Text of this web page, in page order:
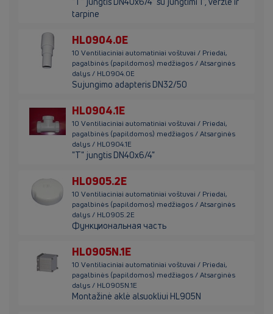
tarpine
HL0904.0E
10 Ventiliaciniai automatiniai voštuvai / Priedai,
pagalbinės (papildomos) medžiagos / Atsarginės
dalys / HL0904.0E
Sujungimo adapteris DN32/50
HL0904.1E
10 Ventiliaciniai automatiniai voštuvai / Priedai,
pagalbinės (papildomos) medžiagos / Atsarginės
dalys / HL0904.1E
"T" jungtis DN40x6/4"
HL0905.2E
10 Ventiliaciniai automatiniai voštuvai / Priedai,
pagalbinės (papildomos) medžiagos / Atsarginės
dalys / HL0905.2E
Функциональная часть
HL0905N.1E
10 Ventiliaciniai automatiniai voštuvai / Priedai,
pagalbinės (papildomos) medžiagos / Atsarginės
dalys / HL0905N.1E
Montažinė aklė alsuokliui HL905N